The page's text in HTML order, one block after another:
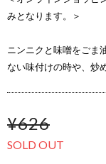
みとなります。＞
ニンニクと味噌をごま
ない味付けの時や、炒
¥626
SOLD OUT